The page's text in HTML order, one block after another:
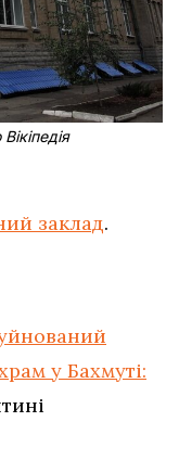
заклад.
у Бахмуті: